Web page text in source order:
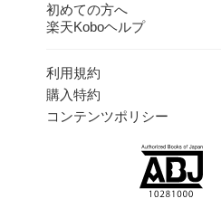
初めての方へ
楽天Koboヘルプ
利用規約
購入特約
コンテンツポリシー